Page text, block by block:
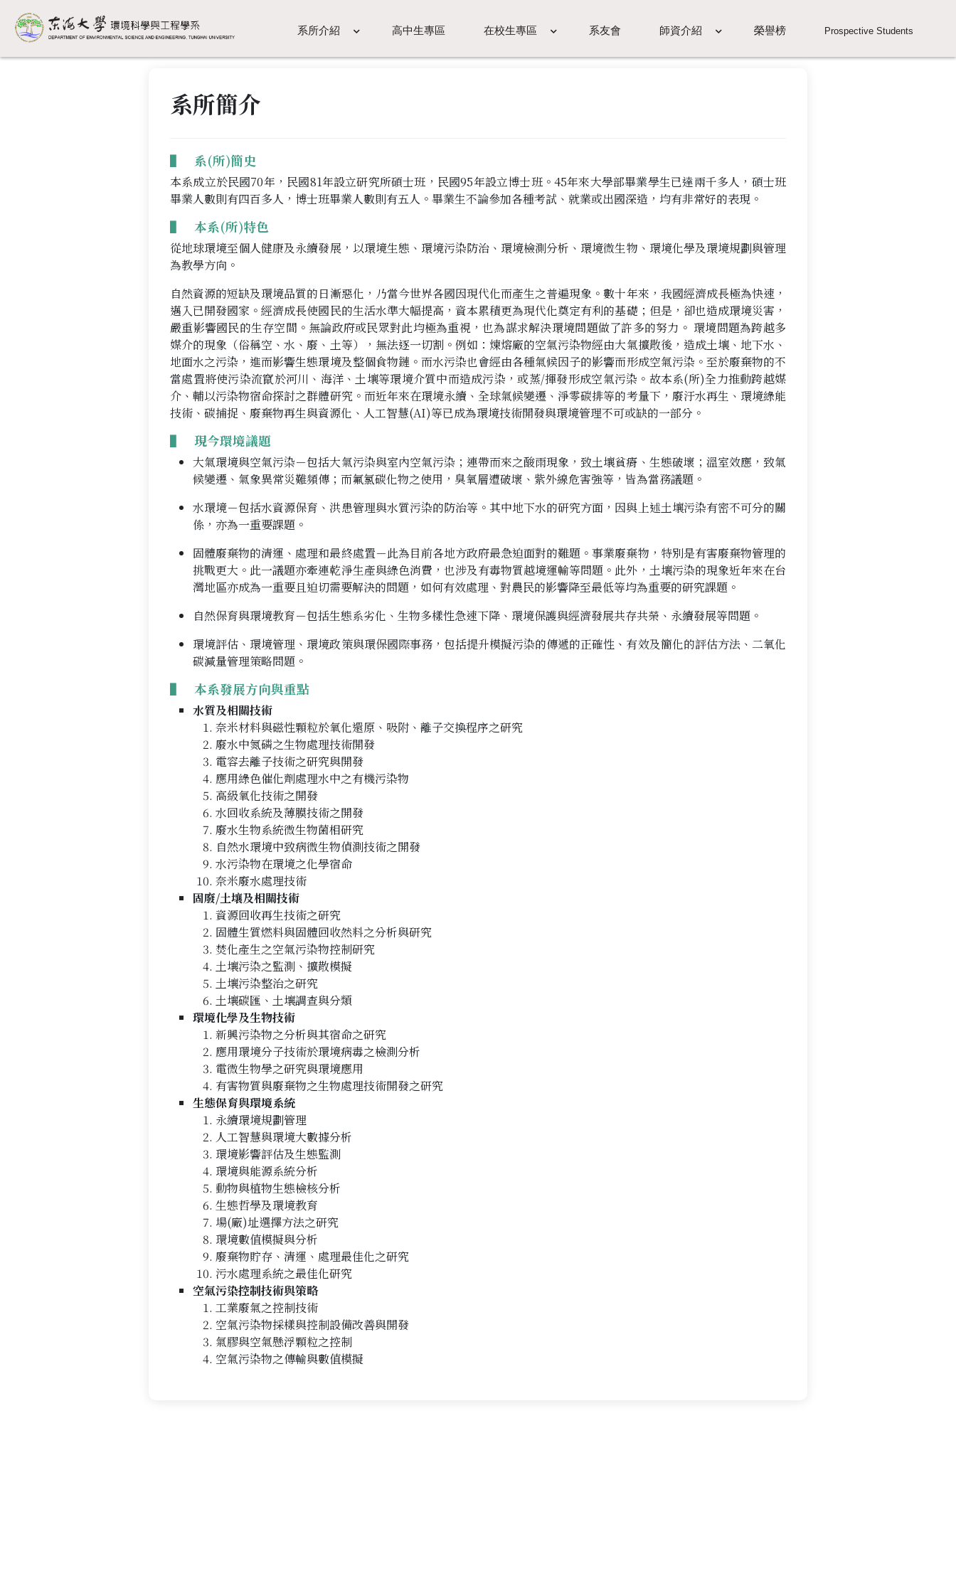
系所介紹 高中生專區 在校生專區 系友會 師資介紹 榮譽榜 Prospective Students
系所簡介
▌ 系(所)簡史
本系成立於民國70年，民國81年設立研究所碩士班，民國95年設立博士班。45年來大學部畢業學生已達兩千多人，碩士班
畢業人數則有四百多人，博士班畢業人數則有五人。畢業生不論參加各種考試、就業或出國深造，均有非常好的表現。
▌ 本系(所)特色
從地球環境至個人健康及永續發展，以環境生態、環境污染防治、環境檢測分析、環境微生物、環境化學及環境規劃與管理
為教學方向。
自然資源的短缺及環境品質的日漸惡化，乃當今世界各國因現代化而產生之普遍現象。數十年來，我國經濟成長極為快速，
邁入已開發國家。經濟成長使國民的生活水準大幅提高，資本累積更為現代化奠定有利的基礎；但是，卻也造成環境災害，
嚴重影響國民的生存空間。無論政府或民眾對此均極為重視，也為謀求解決環境問題做了許多的努力。 環境問題為跨越多
媒介的現象（俗稱空、水、廢、土等），無法逐一切割。例如：煉熔廠的空氣污染物經由大氣擴散後，造成土壤、地下水、
地面水之污染，進而影響生態環境及整個食物鏈。而水污染也會經由各種氣候因子的影響而形成空氣污染。至於廢棄物的不
當處置將使污染流竄於河川、海洋、土壤等環境介質中而造成污染，或蒸/揮發形成空氣污染。故本系(所)全力推動跨越媒
介、輔以污染物宿命探討之群體研究。而近年來在環境永續、全球氣候變遷、淨零碳排等的考量下，廢汙水再生、環境綠能
技術、碳捕捉、廢棄物再生與資源化、人工智慧(AI)等已成為環境技術開發與環境管理不可或缺的一部分。
▌ 現今環境議題
大氣環境與空氣污染－包括大氣污染與室內空氣污染；連帶而來之酸雨現象，致土壤貧瘠、生態破壞；溫室效應，致氣
候變遷、氣象異常災難頻傳；而氟氯碳化物之使用，臭氧層遭破壞、紫外線危害強等，皆為當務議題。
水環境－包括水資源保育、洪患管理與水質污染的防治等。其中地下水的研究方面，因與上述土壤污染有密不可分的關
係，亦為一重要課題。
固體廢棄物的清運、處理和最終處置－此為目前各地方政府最急迫面對的難題。事業廢棄物，特別是有害廢棄物管理的
挑戰更大。此一議題亦牽連乾淨生產與綠色消費，也涉及有毒物質越境運輸等問題。此外，土壤污染的現象近年來在台
灣地區亦成為一重要且迫切需要解決的問題，如何有效處理、對農民的影響降至最低等均為重要的研究課題。
自然保育與環境教育－包括生態系劣化、生物多樣性急速下降、環境保護與經濟發展共存共榮、永續發展等問題。
環境評估、環境管理、環境政策與環保國際事務，包括提升模擬污染的傳遞的正確性、有效及簡化的評估方法、二氧化
碳減量管理策略問題。
▌ 本系發展方向與重點
水質及相關技術
奈米材料與磁性顆粒於氧化還原、吸附、離子交換程序之研究
廢水中氮磷之生物處理技術開發
電容去離子技術之研究與開發
應用綠色催化劑處理水中之有機污染物
高級氧化技術之開發
水回收系統及薄膜技術之開發
廢水生物系統微生物菌相研究
自然水環境中致病微生物偵測技術之開發
水污染物在環境之化學宿命
奈米廢水處理技術
固廢/土壤及相關技術
資源回收再生技術之研究
固體生質燃料與固體回收然料之分析與研究
焚化產生之空氣污染物控制研究
土壤污染之監測、擴散模擬
土壤污染整治之研究
土壤碳匯、土壤調查與分類
環境化學及生物技術
新興污染物之分析與其宿命之研究
應用環境分子技術於環境病毒之檢測分析
電微生物學之研究與環境應用
有害物質與廢棄物之生物處理技術開發之研究
生態保育與環境系統
永續環境規劃管理
人工智慧與環境大數據分析
環境影響評估及生態監測
環境與能源系統分析
動物與植物生態檢核分析
生態哲學及環境教育
場(廠)址選擇方法之研究
環境數值模擬與分析
廢棄物貯存、清運、處理最佳化之研究
污水處理系統之最佳化研究
空氣污染控制技術與策略
工業廢氣之控制技術
空氣污染物採樣與控制設備改善與開發
氣膠與空氣懸浮顆粒之控制
空氣污染物之傳輸與數值模擬